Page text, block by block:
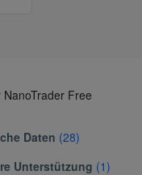
NanoTrader Free
Daten (28)
Unterstützung (1)